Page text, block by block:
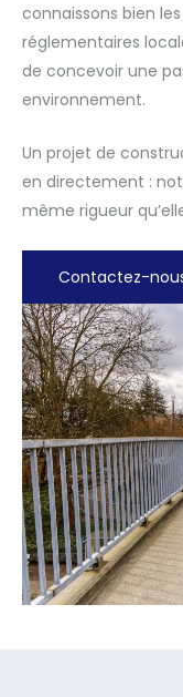
connaissons bien
réglementaires
de concevoir une
environnement.
Un projet de
en directement :
même rigueur
Contactez-